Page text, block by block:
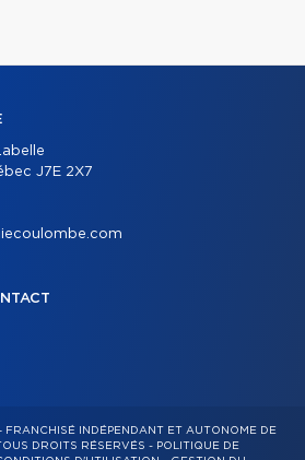
J7E 2X7
INDÉPENDANT ET AUTONOME DE
DROITS RÉSERVÉS - POLITIQUE DE